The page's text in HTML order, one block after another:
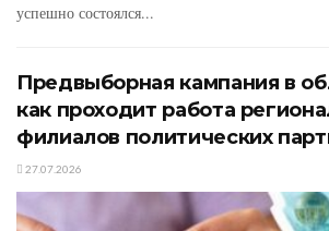
успешно состоялся...
Предвыборная кампания в
как проходит работа
филиалов политических
27.07.2026